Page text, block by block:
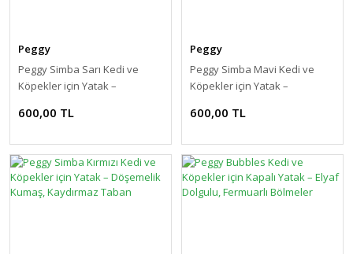
Peggy
Peggy Simba Sarı Kedi ve
Köpekler için Yatak –
Taban
600,00 TL
Peggy
Peggy Simba Mavi Kedi ve
Köpekler için Yatak –
Taban
600,00 TL